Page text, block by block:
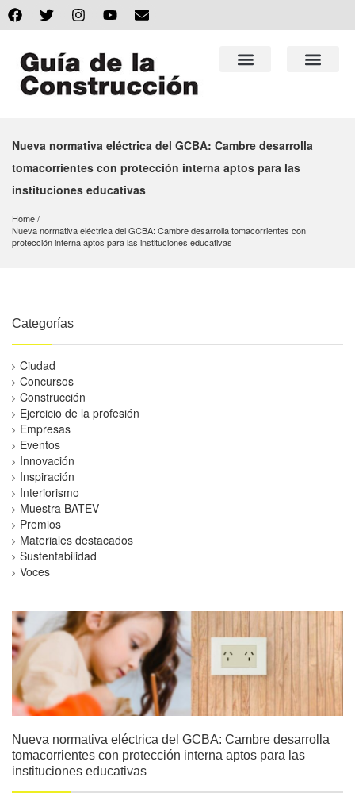
Nueva normativa eléctrica del GCBA: Cambre desarrolla
tomacorrientes con protección interna aptos para las
instituciones educativas
Home
Nueva normativa eléctrica del GCBA: Cambre desarrolla tomacorrientes con
protección interna aptos para las instituciones educativas
Categorías
Ciudad
Concursos
Construcción
Ejercicio de la profesión
Empresas
Eventos
Innovación
Inspiración
Interiorismo
Muestra BATEV
Premios
Materiales destacados
Sustentabilidad
Voces
Nueva normativa eléctrica del GCBA: Cambre desarrolla
tomacorrientes con protección interna aptos para las
instituciones educativas